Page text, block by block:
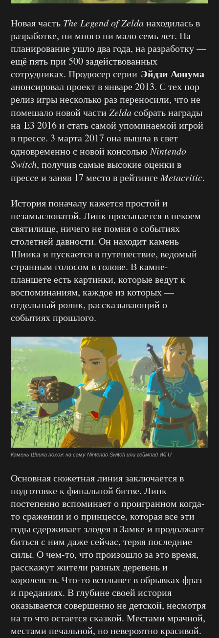
Новая часть The Legend of Zeldaнаходилась в
разработке, ни много ни мало семь лет. На
планирование ушло два года, на разработку —
ещё пять при 500 задействованных
сотрудниках. Продюсер серии Эйдзи Аонума
анонсировал проект в январе 2013. С тех пор
релиз игры несколько раз переносили, что не
помешало новой части Zeldaсобрать награды
на E3 2016 и стать самой упоминаемой игрой
в прессе. 3 марта 2017 она вышла в свет
одновременно с новой консольюNintendo
Switch, получив самые высокие оценки в
прессе и заняв 17 место в рейтингеMetacritic.
История поначалу кажется простой и
незамысловатой. Линк просыпается в некоем
святилище, ничего не помня о событиях
столетней давности. Он находит камень
Шиика и пускается в путешествие, ведомый
странным голосом в голове. В камне-
планшете есть картинки, которые ведут к
воспоминаниям, каждое из которых —
отдельный ролик, рассказывающий о
событиях прошлого.
Камень Шиика похож на саму Nintendo Switch или геймпад Wii U
Основная сюжетная линия заключается в
подготовке к финальной битве. Линк
постепенно вспоминает о проигранном когда-
то сражении и о принцессе, которая все эти
годы сдерживает злодея в Замке и продолжает
биться с ним даже сейчас, теряя последние
силы. О чем-то, что произошло за это время,
расскажут жители разных деревень и
королевств. Что-то всплывет в обрывках фраз
и преданиях. В глубине своей история
оказывается совершенно не детской, несмотря
на то что остается сказкой. Местами мрачной,
местами печальной, но невероятно красивой.